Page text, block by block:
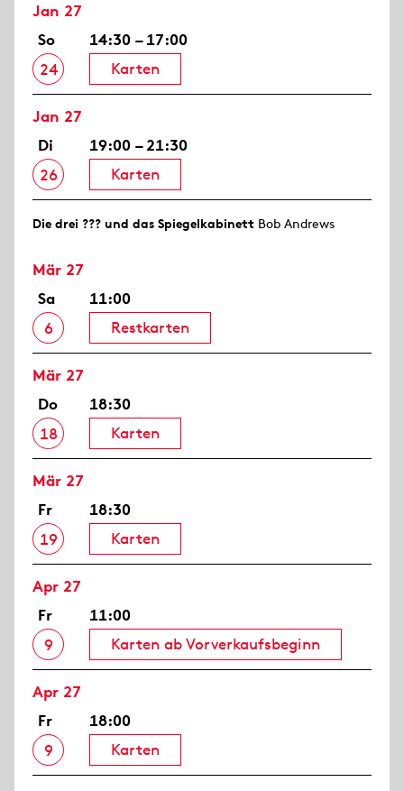
Jan 27
So
24
14:30 – 17:00
Karten
Jan 27
Di
26
19:00 – 21:30
Karten
Die drei ??? und das Spiegelkabinett Bob Andrews
Mär 27
Sa
6
11:00
Restkarten
Mär 27
Do
18
18:30
Karten
Mär 27
Fr
19
18:30
Karten
Apr 27
Fr
9
11:00
Karten ab Vorverkaufsbeginn
Apr 27
Fr
9
18:00
Karten